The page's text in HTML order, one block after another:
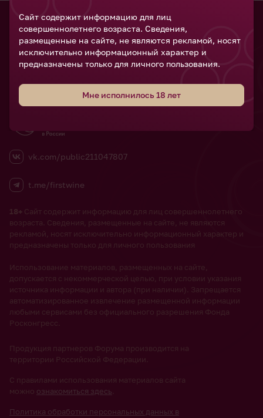
Российский
винодельческий
форум
vk.com/public211047807
t.me/firstwine
18+ Сайт содержит информацию для лиц совершеннолетнего
возраста. Сведения, размещенные на сайте, не являются
рекламой, носят исключительно информационный характер и
предназначены только для личного пользования
Использование материалов, размещенных на сайте,
допускается с некоммерческой целью, при условии указания
источника информации и автора (при наличии). Запрещается
автоматизированное извлечение размещенной информации
любыми сервисами без официального разрешения Фонда
Росконгресс.
Продукция партнеров Форума производится на
территории Российской Федерации.
С правилами использования материалов сайта
можно ознакомиться здесь
Политика обработки персональных данных в
Сайт содержит информацию для лиц
совершеннолетнего возраста. Сведения,
размещенные на сайте, не являются рекламой, носят
исключительно информационный характер и
предназначены только для личного пользования.
Мне исполнилось 18 лет